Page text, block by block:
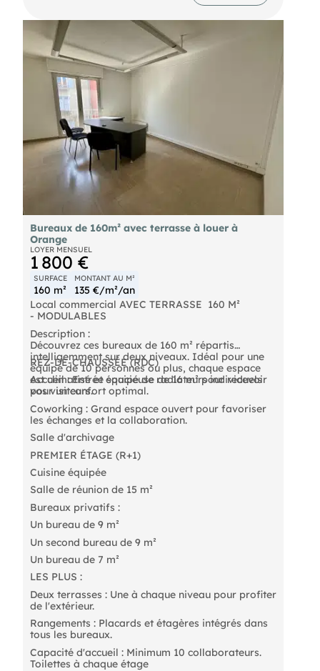
Bureaux de 160m² avec terrasse à louer à
Orange
LOYER MENSUEL
1 800 €
SURFACE
160 m²
MONTANT AU M²
135 €/m²/an
Local commercial AVEC TERRASSE  160 M²
- MODULABLES
Description :
Découvrez ces bureaux de 160 m² répartis
intelligemment sur deux niveaux. Idéal pour une
équipe de 10 personnes ou plus, chaque espace
est climatisé et équipé de radiateurs individuels
pour un confort optimal.
REZ-DE-CHAUSSÉE (RDC)
Accueil : Entrée spacieuse de 16 m² pour recevoir
vos visiteurs.
Coworking : Grand espace ouvert pour favoriser
les échanges et la collaboration.
Salle d'archivage
PREMIER ÉTAGE (R+1)
Cuisine équipée
Salle de réunion de 15 m²
Bureaux privatifs :
Un bureau de 9 m²
Un second bureau de 9 m²
Un bureau de 7 m²
LES PLUS :
Deux terrasses : Une à chaque niveau pour profiter
de l'extérieur.
Rangements : Placards et étagères intégrés dans
tous les bureaux.
Capacité d'accueil : Minimum 10 collaborateurs.
Toilettes à chaque étage